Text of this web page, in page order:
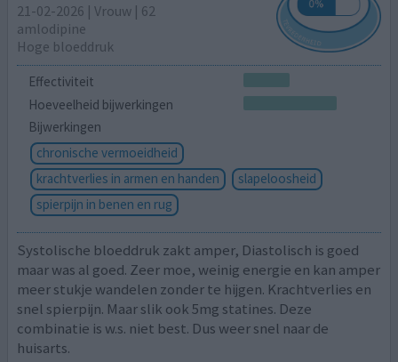
21-02-2026 | Vrouw | 62
amlodipine
Hoge bloeddruk
Effectiviteit
Hoeveelheid bijwerkingen
Bijwerkingen
chronische vermoeidheid
krachtverlies in armen en handen
slapeloosheid
spierpijn in benen en rug
Systolische bloeddruk zakt amper, Diastolisch is goed
maar was al goed. Zeer moe, weinig energie en kan amper
meer stukje wandelen zonder te hijgen. Krachtverlies en
snel spierpijn. Maar slik ook 5mg statines. Deze
combinatie is w.s. niet best. Dus weer snel naar de
huisarts.